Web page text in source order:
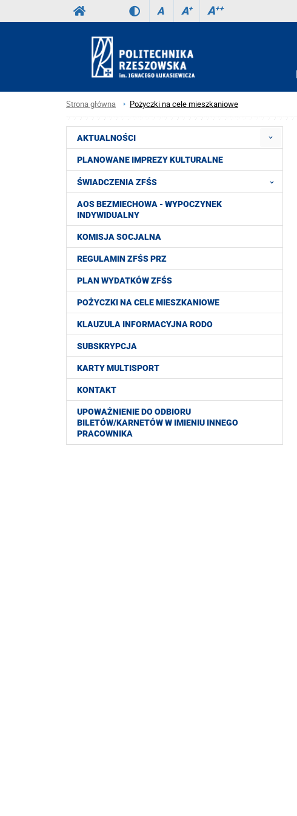
A A+ A++
Strona główna Pożyczki na cele mieszkaniowe
AKTUALNOŚCI
PLANOWANE IMPREZY KULTURALNE
ŚWIADCZENIA ZFŚS
AOS BEZMIECHOWA - WYPOCZYNEK
INDYWIDUALNY
KOMISJA SOCJALNA
REGULAMIN ZFŚS PRZ
PLAN WYDATKÓW ZFŚS
POŻYCZKI NA CELE MIESZKANIOWE
KLAUZULA INFORMACYJNA RODO
SUBSKRYPCJA
KARTY MULTISPORT
KONTAKT
UPOWAŻNIENIE DO ODBIORU
BILETÓW/KARNETÓW W IMIENIU INNEGO
PRACOWNIKA